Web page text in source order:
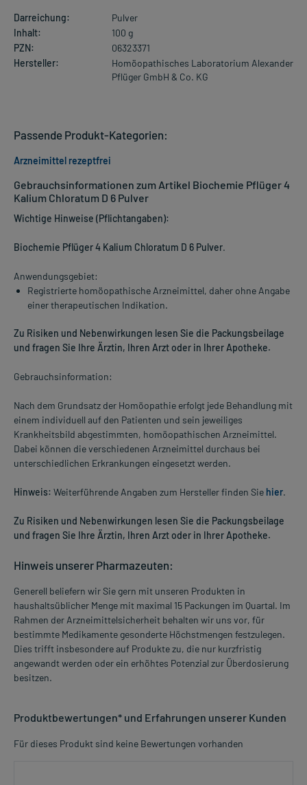
Darreichung:
Pulver
Inhalt:
100 g
PZN:
06323371
Hersteller:
Homöopathisches Laboratorium Alexander
Pflüger GmbH & Co. KG
Gebrauchsinformationen zum Artikel Biochemie Pflüger 4
Kalium Chloratum D 6 Pulver
Wichtige Hinweise (Pflichtangaben):
Biochemie Pflüger 4 Kalium Chloratum D 6 Pulver.
Anwendungsgebiet:
Registrierte homöopathische Arzneimittel, daher ohne Angabe
einer therapeutischen Indikation.
Zu Risiken und Nebenwirkungen lesen Sie die Packungsbeilage
und fragen Sie Ihre Ärztin, Ihren Arzt oder in Ihrer Apotheke.
Gebrauchsinformation:
Nach dem Grundsatz der Homöopathie erfolgt jede Behandlung mit
einem individuell auf den Patienten und sein jeweiliges
Krankheitsbild abgestimmten, homöopathischen Arzneimittel.
Dabei können die verschiedenen Arzneimittel durchaus bei
unterschiedlichen Erkrankungen eingesetzt werden.
Hinweis: Weiterführende Angaben zum Hersteller finden Sie hier.
Zu Risiken und Nebenwirkungen lesen Sie die Packungsbeilage
und fragen Sie Ihre Ärztin, Ihren Arzt oder in Ihrer Apotheke.
Hinweis unserer Pharmazeuten:
Generell beliefern wir Sie gern mit unseren Produkten in
haushaltsüblicher Menge mit maximal 15 Packungen im Quartal. Im
Rahmen der Arzneimittelsicherheit behalten wir uns vor, für
bestimmte Medikamente gesonderte Höchstmengen festzulegen.
Dies trifft insbesondere auf Produkte zu, die nur kurzfristig
angewandt werden oder ein erhöhtes Potenzial zur Überdosierung
besitzen.
Produktbewertungen* und Erfahrungen unserer Kunden
Für dieses Produkt sind keine Bewertungen vorhanden
Passende Produkt-Kategorien:
Arzneimittel rezeptfrei